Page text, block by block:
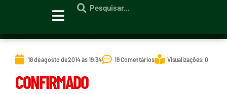
18 de agosto de 2014 às 19:34 19 Comentários Visualizações: 0
CONFIRMADO